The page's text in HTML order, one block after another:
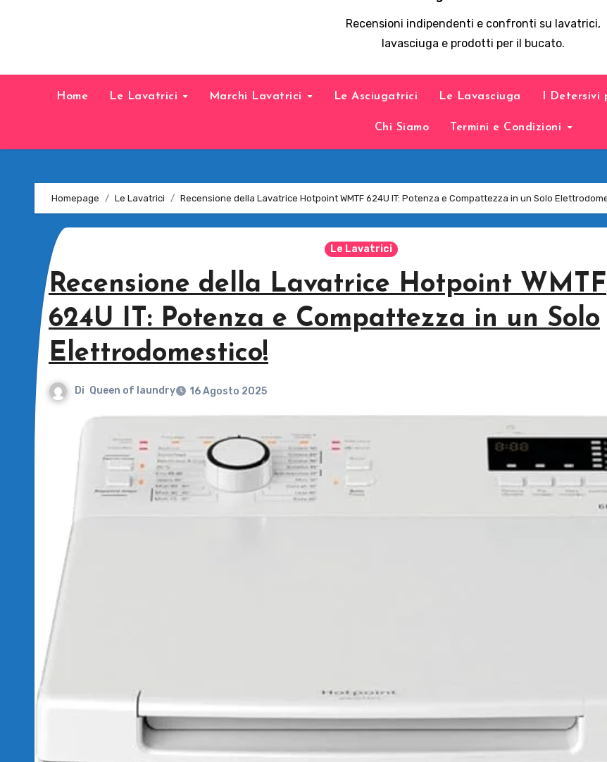
Recensioni indipendenti e confronti su lavatrici,
lavasciuga e prodotti per il bucato.
Home Le Lavatrici Marchi Lavatrici Le Asciugatrici Le Lavasciuga I Detersivi
Chi Siamo Termini e Condizioni
Homepage Le Lavatrici Recensione della Lavatrice Hotpoint WMTF 624U IT: Potenza e Compattezza in un Solo
Le Lavatrici
Recensione della Lavatrice Hotpoint WMTF
624U IT: Potenza e Compattezza in un Solo
Elettrodomestico!
Di Queen of laundry 16 Agosto 2025